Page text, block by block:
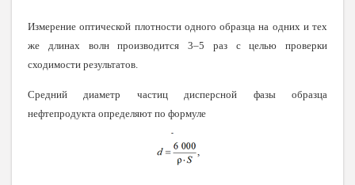
Измерение оптической плотности одного образца на одних и тех
же длинах волн производится 3–5 раз с целью проверки
сходимости результатов.
Средний диаметр частиц дисперсной фазы образца
нефтепродукта определяют по формуле